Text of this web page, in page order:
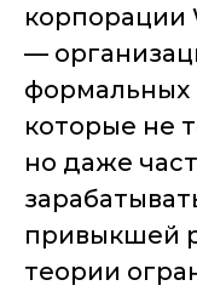
корпорации
—
формальных
которые не
но даже
привыкшей
теории